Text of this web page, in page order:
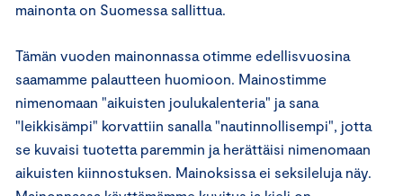
mainonta on Suomessa sallittua.
Tämän vuoden mainonnassa otimme edellisvuosina
saamamme palautteen huomioon. Mainostimme
nimenomaan "aikuisten joulukalenteria" ja sana
"leikkisämpi" korvattiin sanalla "nautinnollisempi", jotta
se kuvaisi tuotetta paremmin ja herättäisi nimenomaan
aikuisten kiinnostuksen. Mainoksissa ei seksileluja näy.